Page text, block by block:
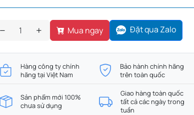
Mua ngay Đặt qua Zalo
Hàng công ty chính
hãng tại Việt Nam
Bảo hành chính hãng
trên toàn quốc
Sản phẩm mới 100%
chưa sử dụng
Giao hàng toàn quốc
tất cả các ngày trong
tuần